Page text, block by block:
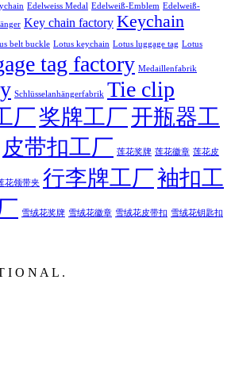
Edelweiss Medal Edelweiß-Emblem Edelweiß-
Key chain factory Keychain
belt buckle Lotus keychain Lotus luggage tag Lotus
tag factory Medaillenfabrik
Schlüsselanhängerfabrik Tie clip
厂奖牌工厂开瓶器工
皮带扣工厂 莲花奖牌 莲花徽章 莲花皮
花领带夹 行李牌工厂袖扣工
雪绒花奖牌 雪绒花徽章 雪绒花皮带扣 雪绒花钥匙扣
I O N A L .